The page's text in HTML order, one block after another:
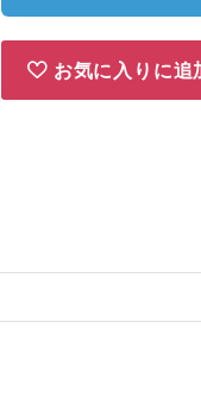
お気に入りに追